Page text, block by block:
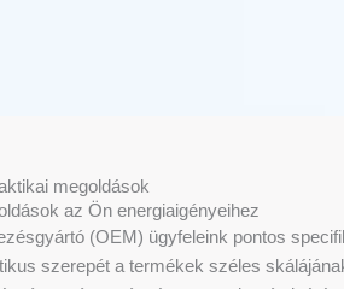
megoldások
az Ön energiaigényeihez
(OEM) ügyfeleink pontos
szerepét a termékek széles